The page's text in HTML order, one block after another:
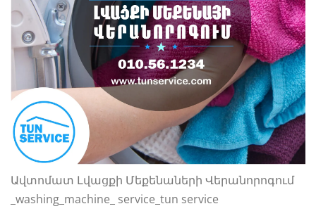
Ավտոմատ Լվացքի Մեքենաների Վերանորոգում
_washing_machine_ service_tun service